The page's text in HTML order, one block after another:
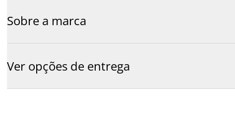
Sobre a marca
Ver opções de entrega